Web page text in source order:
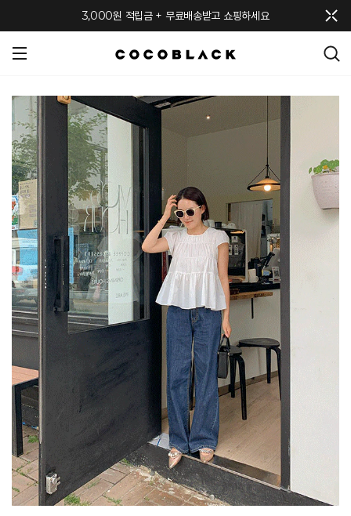
3,000원 적립금 + 무료배송받고 쇼핑하세요